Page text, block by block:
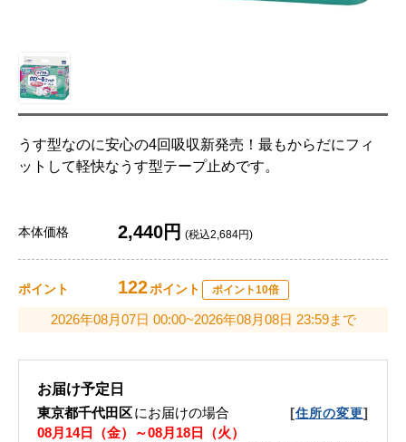
うす型なのに安心の4回吸収新発売！最もからだにフィ
ットして軽快なうす型テープ止めです。
本体価格 2,440円 (税込2,684円)
ポイント 122ポイント ポイント10倍
2026年08月07日 00:00~2026年08月08日 23:59まで
お届け予定日
東京都千代田区にお届けの場合 [住所の変更]
08月14日（金）～08月18日（火）